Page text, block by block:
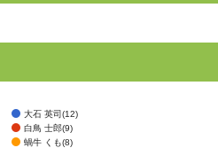
大石 英司(12)
白鳥 士郎(9)
蝸牛 くも(8)